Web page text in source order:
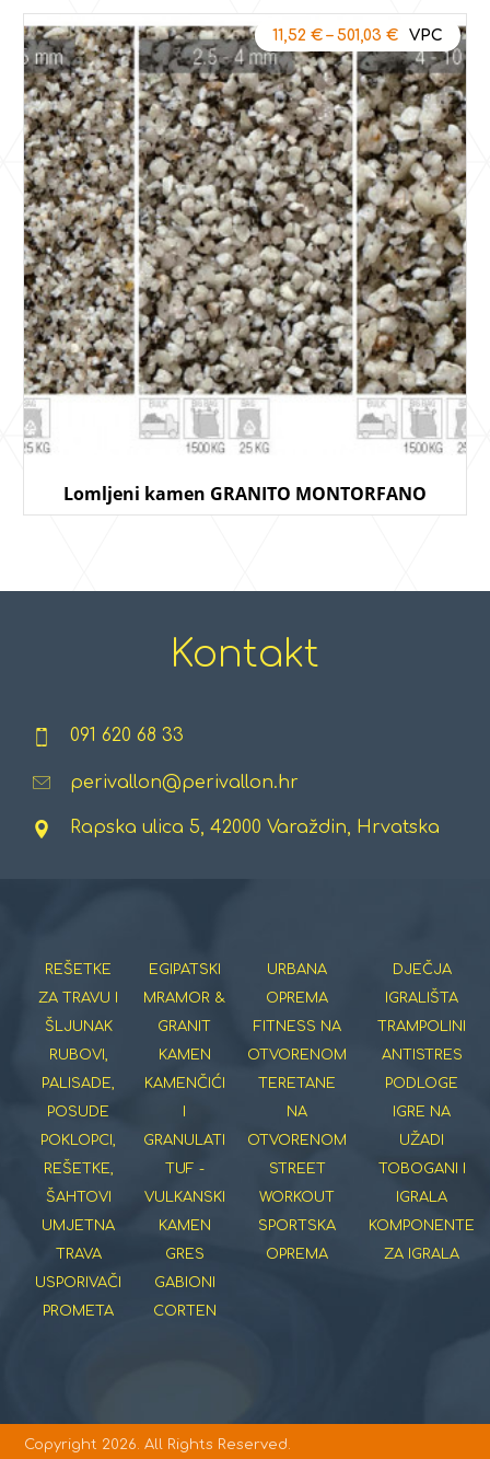
Lomljeni kamen GRANITO MONTORFANO
11,52 €– 501,03 €
Kontakt
091 620 68 33
perivallon@perivallon.hr
Rapska ulica 5, 42000 Varaždin, Hrvatska
REŠETKE
ZA TRAVU I
ŠLJUNAK
RUBOVI,
PALISADE,
POSUDE
POKLOPCI,
REŠETKE,
ŠAHTOVI
UMJETNA
TRAVA
USPORIVAČI
PROMETA
EGIPATSKI
MRAMOR &
GRANIT
KAMEN
KAMENČIĆI
I
GRANULATI
TUF -
VULKANSKI
KAMEN
GRES
GABIONI
CORTEN
URBANA
OPREMA
FITNESS NA
OTVORENOM
TERETANE
NA
OTVORENOM
STREET
WORKOUT
SPORTSKA
OPREMA
DJEČJA
IGRALIŠTA
TRAMPOLINI
ANTISTRES
PODLOGE
IGRE NA
UŽADI
TOBOGANI I
IGRALA
KOMPONENTE
ZA IGRALA
Copyright 2026. All Rights Reserved.